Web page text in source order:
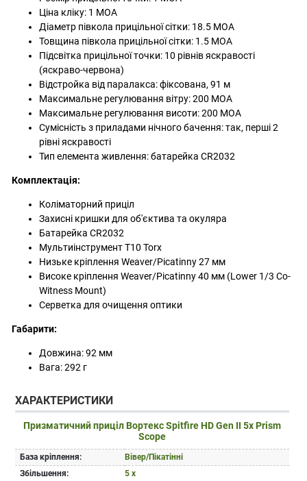
Ціна кліку: 1 MOA
Діаметр півкола прицільної сітки: 18.5 MOA
Товщина півкола прицільної сітки: 1.5 MOA
Підсвітка прицільної точки: 10 рівнів яскравості
(яскраво-червона)
Відстройка від паралакса: фіксована, 91 м
Максимальне регулювання вітру: 200 MOA
Максимальне регулювання висоти: 200 MOA
Сумісність з приладами нічного бачення: так, перші 2
рівні яскравості
Тип елемента живлення: батарейка CR2032
Комплектація:
Коліматорний приціл
Захисні кришки для об'єктива та окуляра
Батарейка CR2032
Мультиінструмент T10 Torx
Низьке кріплення Weaver/Picatinny 27 мм
Високе кріплення Weaver/Picatinny 40 мм (Lower 1/3 Co-
Witness Mount)
Серветка для очищення оптики
Габарити:
Довжина: 92 мм
Вага: 292 г
ХАРАКТЕРИСТИКИ
Призматичний приціл Вортекс Spitfire HD Gen II 5x Prism
Scope
База кріплення:
Вівер/Пікатінні
Збільшення:
5 x